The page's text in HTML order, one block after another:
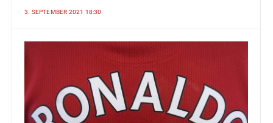
3. SEPTEMBER 2021 18:30